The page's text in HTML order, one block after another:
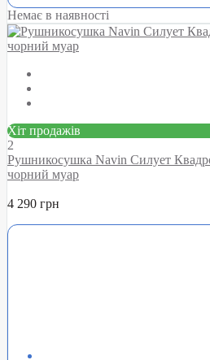
Немає в наявності
Хіт продажів
2
Рушникосушка Navin Силует
чорний муар
4 290 грн